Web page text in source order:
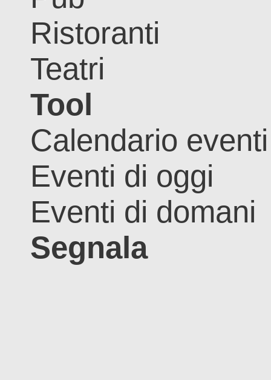
Ristoranti
Teatri
Tool
Calendario eventi
Eventi di oggi
Eventi di domani
Segnala